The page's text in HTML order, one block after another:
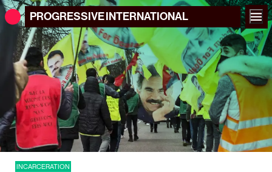
PROGRESSIVEINTERNATIONAL
INCARCERATION